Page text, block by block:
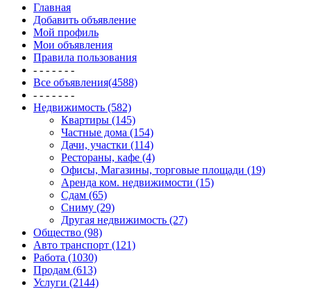
Главная
Добавить объявление
Мой профиль
Мои объявления
Правила пользования
- - - - - - -
Все объявления(4588)
- - - - - - -
Недвижимость (582)
Квартиры (145)
Частные дома (154)
Дачи, участки (114)
Рестораны, кафе (4)
Офисы, Магазины, торговые площади (19)
Аренда ком. недвижимости (15)
Сдам (65)
Сниму (29)
Другая недвижимость (27)
Общество (98)
Авто транспорт (121)
Работа (1030)
Продам (613)
Услуги (2144)